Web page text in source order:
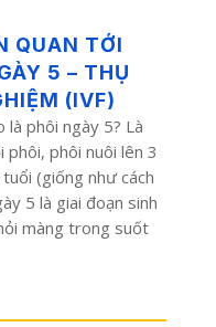
QUAN TỚI
5 – THỤ
(IVF)
là phôi ngày 5? Là
phôi nuôi lên 3
(giống như cách
5 là giai đoạn sinh
màng trong suốt